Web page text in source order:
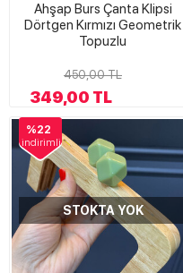
Ahşap Burs Çanta Klipsi
Dörtgen Kırmızı Geometrik
Topuzlu
450,00 TL
349,00 TL
%22
indirimli
STOKTA YOK